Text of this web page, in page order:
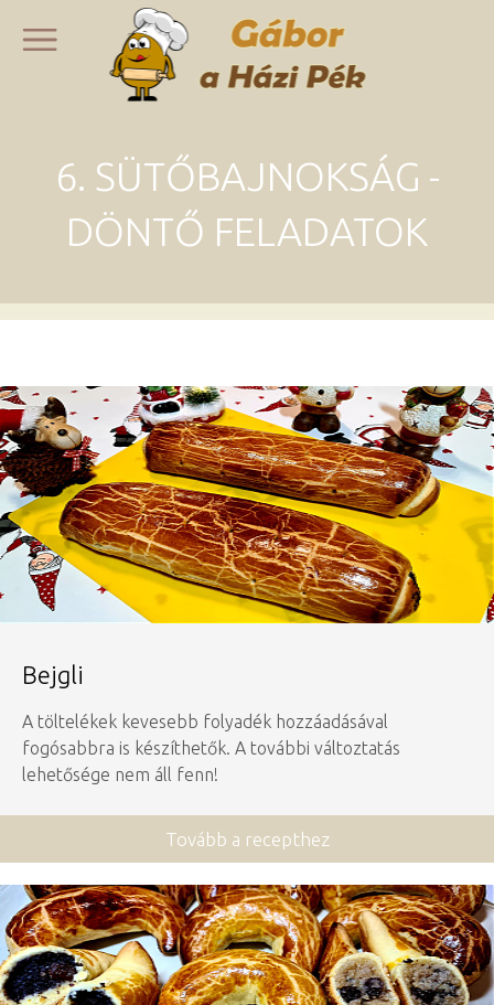
6. SÜTŐBAJNOKSÁG -
DÖNTŐ FELADATOK
Bejgli
A töltelékek kevesebb folyadék hozzáadásával
fogósabbra is készíthetők. A további változtatás
lehetősége nem áll fenn!
Tovább a recepthez